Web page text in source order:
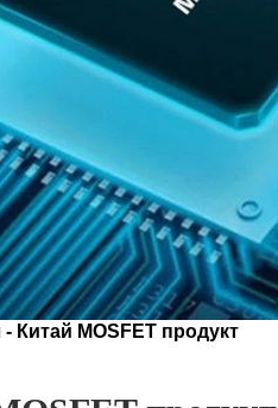
- Китай MOSFET продукт